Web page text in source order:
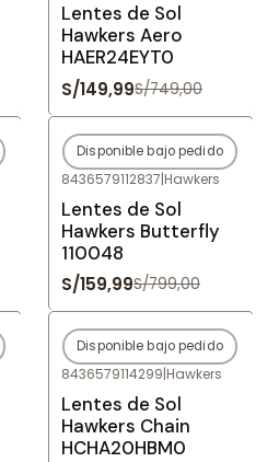
Lentes de Sol
Hawkers Aero
HAER24EYT0
S/149,99S/749,00
-80%OFF
Agotado
Disponible bajo pedido
8436579112837|Hawkers
Lentes de Sol
Hawkers Butterfly
110048
S/159,99S/799,00
-80%OFF
Agotado
Disponible bajo pedido
8436579114299|Hawkers
Lentes de Sol
Hawkers Chain
HCHA20HBM0